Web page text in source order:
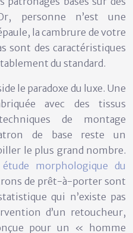
personne n’est une
la cambrure de votre
sont des caractéristiques
du standard.
le paradoxe du luxe. Une
avec des tissus
de montage
de base reste un
le plus grand nombre.
étude morphologique du
de prêt-à-porter sont
qui n’existe pas
d’un retoucheur,
pour un « homme